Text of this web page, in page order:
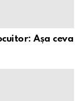
Așa ceva